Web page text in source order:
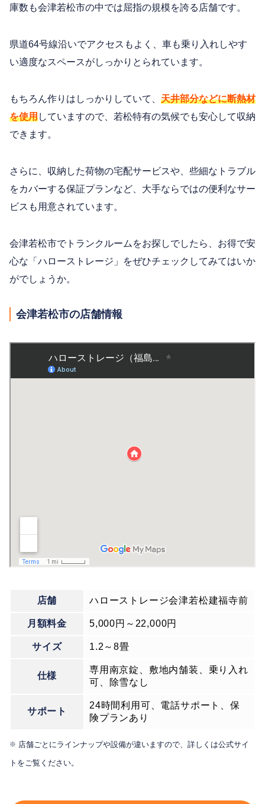
庫数も会津若松市の中では屈指の規模を誇る店舗です。
県道64号線沿いでアクセスもよく、車も乗り入れしやす
い適度なスペースがしっかりとられています。
もちろん作りはしっかりしていて、 天井部分などに断熱材
を使用していますので、若松特有の気候でも安心して収納
できます。
さらに、収納した荷物の宅配サービスや、些細なトラブル
をカバーする保証プランなど、大手ならではの便利なサー
ビスも用意されています。
会津若松市でトランクルームをお探しでしたら、お得で安
心な「ハローストレージ」をぜひチェックしてみてはいか
がでしょうか。
会津若松市の店舗情報
店舗 ハローストレージ会津若松建福寺前
月額料金 5,000円～22,000円
サイズ 1.2～8畳
仕様
専用南京錠、敷地内舗装、乗り入れ
可、除雪なし
サポート
24時間利用可、電話サポート、保
険プランあり
※ 店舗ごとにラインナップや設備が違いますので、詳しくは公式サイ
トをご覧ください。